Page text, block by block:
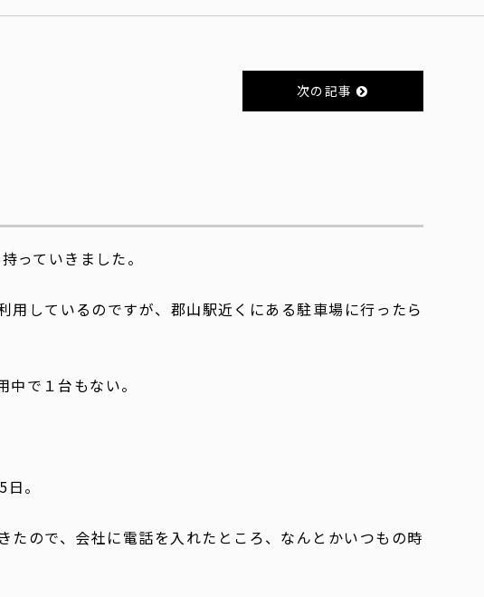
次の記事
っていきました。
しているのですが、郡山駅近くにある駐車場に行ったら
で１台もない。
。
たので、会社に電話を入れたところ、なんとかいつもの時